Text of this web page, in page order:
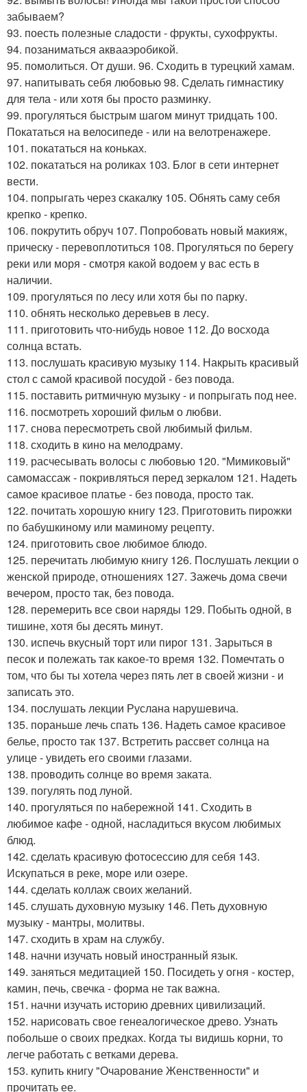
забываем?
93. поесть полезные сладости - фрукты, сухофрукты.
94. позаниматься аквааэробикой.
95. помолиться. От души. 96. Сходить в турецкий хамам.
97. напитывать себя любовью 98. Сделать гимнастику
для тела - или хотя бы просто разминку.
99. прогуляться быстрым шагом минут тридцать 100.
Покататься на велосипеде - или на велотренажере.
101. покататься на коньках.
102. покататься на роликах 103. Блог в сети интернет
вести.
104. попрыгать через скакалку 105. Обнять саму себя
крепко - крепко.
106. покрутить обруч 107. Попробовать новый макияж,
прическу - перевоплотиться 108. Прогуляться по берегу
реки или моря - смотря какой водоем у вас есть в
наличии.
109. прогуляться по лесу или хотя бы по парку.
110. обнять несколько деревьев в лесу.
111. приготовить что-нибудь новое 112. До восхода
солнца встать.
113. послушать красивую музыку 114. Накрыть красивый
стол с самой красивой посудой - без повода.
115. поставить ритмичную музыку - и попрыгать под нее.
116. посмотреть хороший фильм о любви.
117. снова пересмотреть свой любимый фильм.
118. сходить в кино на мелодраму.
119. расчесывать волосы с любовью 120. "Мимиковый"
самомассаж - покривляться перед зеркалом 121. Надеть
самое красивое платье - без повода, просто так.
122. почитать хорошую книгу 123. Приготовить пирожки
по бабушкиному или маминому рецепту.
124. приготовить свое любимое блюдо.
125. перечитать любимую книгу 126. Послушать лекции о
женской природе, отношениях 127. Зажечь дома свечи
вечером, просто так, без повода.
128. перемерить все свои наряды 129. Побыть одной, в
тишине, хотя бы десять минут.
130. испечь вкусный торт или пирог 131. Зарыться в
песок и полежать так какое-то время 132. Помечтать о
том, что бы ты хотела через пять лет в своей жизни - и
записать это.
134. послушать лекции Руслана нарушевича.
135. пораньше лечь спать 136. Надеть самое красивое
белье, просто так 137. Встретить рассвет солнца на
улице - увидеть его своими глазами.
138. проводить солнце во время заката.
139. погулять под луной.
140. прогуляться по набережной 141. Сходить в
любимое кафе - одной, насладиться вкусом любимых
блюд.
142. сделать красивую фотосессию для себя 143.
Искупаться в реке, море или озере.
144. сделать коллаж своих желаний.
145. слушать духовную музыку 146. Петь духовную
музыку - мантры, молитвы.
147. сходить в храм на службу.
148. начни изучать новый иностранный язык.
149. заняться медитацией 150. Посидеть у огня - костер,
камин, печь, свечка - форма не так важна.
151. начни изучать историю древних цивилизаций.
152. нарисовать свое генеалогическое древо. Узнать
побольше о своих предках. Когда ты видишь корни, то
легче работать с ветками дерева.
153. купить книгу "Очарование Женственности" и
прочитать ее.